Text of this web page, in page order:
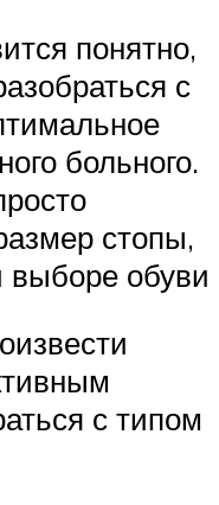
понятно,
с
больного.
стопы,
выборе обуви
с типом